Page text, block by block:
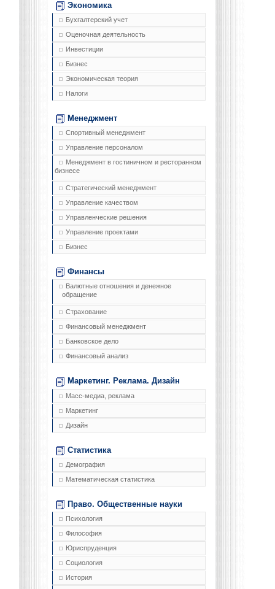
Экономика
Бухгалтерский учет
Оценочная деятельность
Инвестиции
Бизнес
Экономическая теория
Налоги
Менеджмент
Спортивный менеджмент
Управление персоналом
Менеджмент в гостиничном и ресторанном
бизнесе
Стратегический менеджмент
Управление качеством
Управленческие решения
Управление проектами
Бизнес
Финансы
Валютные отношения и денежное
обращение
Страхование
Финансовый менеджмент
Банковское дело
Финансовый анализ
Маркетинг. Реклама. Дизайн
Масс-медиа, реклама
Маркетинг
Дизайн
Статистика
Демография
Математическая статистика
Право. Общественные науки
Психология
Философия
Юриспруденция
Социология
История